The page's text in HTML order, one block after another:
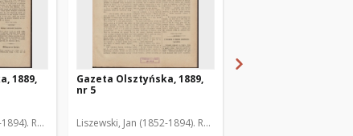
1889,
Red.
Gazeta Olsztyńska, 1889,
nr 5
Liszewski, Jan (1852-1894). Red.